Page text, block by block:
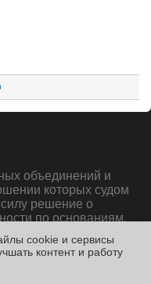
объединений и
которых судом
решение о
по основаниям,
cookie и сервисы
контент и работу